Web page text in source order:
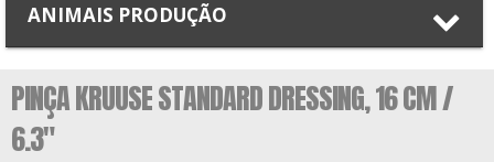
ANIMAIS PRODUÇÃO
PINÇA KRUUSE STANDARD DRESSING, 16 CM /
6.3″